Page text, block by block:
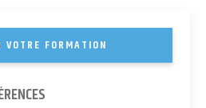
VOTRE FORMATION